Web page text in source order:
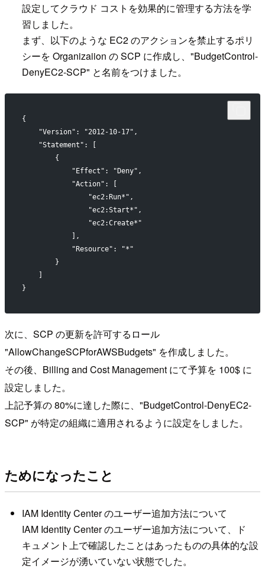
設定してクラウド コストを効果的に管理する方法を学
習しました。
まず、以下のような EC2 のアクションを禁止するポリ
シーを Organizaiion の SCP に作成し、"BudgetControl-
DenyEC2-SCP" と名前をつけました。
{
    "Version": "2012-10-17",
    "Statement": [
        {
            "Effect": "Deny",
            "Action": [
                "ec2:Run*",
                "ec2:Start*",
                "ec2:Create*"
            ],
            "Resource": "*"
        }
    ]
}
次に、SCP の更新を許可するロール
"AllowChangeSCPforAWSBudgets" を作成しました。
その後、Billing and Cost Management にて予算を 100$ に
設定しました。
上記予算の 80%に達した際に、"BudgetControl-DenyEC2-
SCP" が特定の組織に適用されるように設定をしました。
ためになったこと
IAM Identity Center のユーザー追加方法について
IAM Identity Center のユーザー追加方法について、ド
キュメント上で確認したことはあったものの具体的な設
定イメージが湧いていない状態でした。